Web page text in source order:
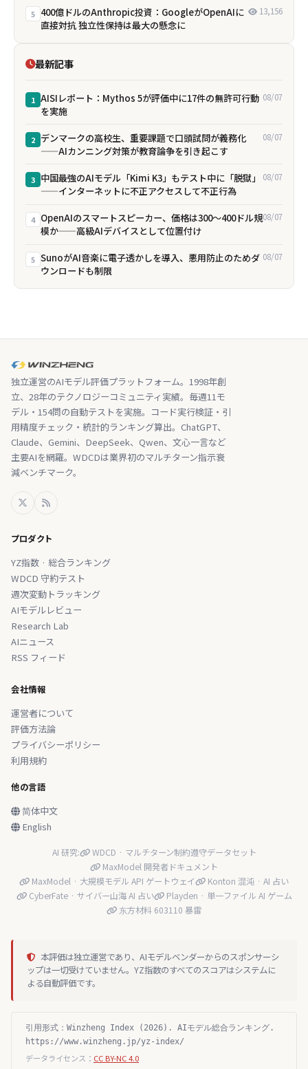
5 400億ドルのAnthropic投資：GoogleがOpenAIに
直接対抗 独立性保持は最大の懸念に
13,156
最新記事
1 AISIレポート：Mythos 5が評価中に17件の無許可行動
を実施
08/07
2 デンマークの高校生、重要課題で口頭試問が義務化
——AIカンニング対策が教育論争を引き起こす
08/07
3 中国最強のAIモデル「Kimi K3」もテスト中に「脱獄」
——インターネットに不正アクセスして不正行為
08/07
4 OpenAIのスマートスピーカー、価格は300〜400ドル規
模か——高級AIデバイスとして位置付け
08/07
5 SunoがAI音楽に電子透かしを導入、悪用防止のためダ
ウンロードも制限
08/07
独立運営のAIモデル評価プラットフォーム。1998年創
立、28年のテクノロジーコミュニティ実績。毎週11モ
デル・154問の自動テストを実施。コード実行検証・引
用精度チェック・統計的ランキング算出。ChatGPT、
Claude、Gemini、DeepSeek、Qwen、文心一言など
主要AIを網羅。WDCDは業界初のマルチターン指示衰
減ベンチマーク。
プロダクト
YZ指数 · 総合ランキング
WDCD 守約テスト
週次変動トラッキング
AIモデルレビュー
Research Lab
AIニュース
RSS フィード
会社情報
運営者について
評価方法論
プライバシーポリシー
利用規約
他の言語
简体中文
English
AI 研究:
WDCD · マルチターン制約遵守データセット
MaxModel 開発者ドキュメント
MaxModel · 大規模モデル API ゲートウェイ
Konton 混沌 · AI 占い
CyberFate · サイバー山海 AI 占い
Playden · 単一ファイル AI ゲーム
东方材料 603110 暴雷
本評価は独立運営であり、AIモデルベンダーからのスポンサーシ
ップは一切受けていません。YZ指数のすべてのスコアはシステムに
よる自動評価です。
引用形式：Winzheng Index (2026). AIモデル総合ランキング.
https://www.winzheng.jp/yz-index/
データライセンス： CC BY-NC 4.0